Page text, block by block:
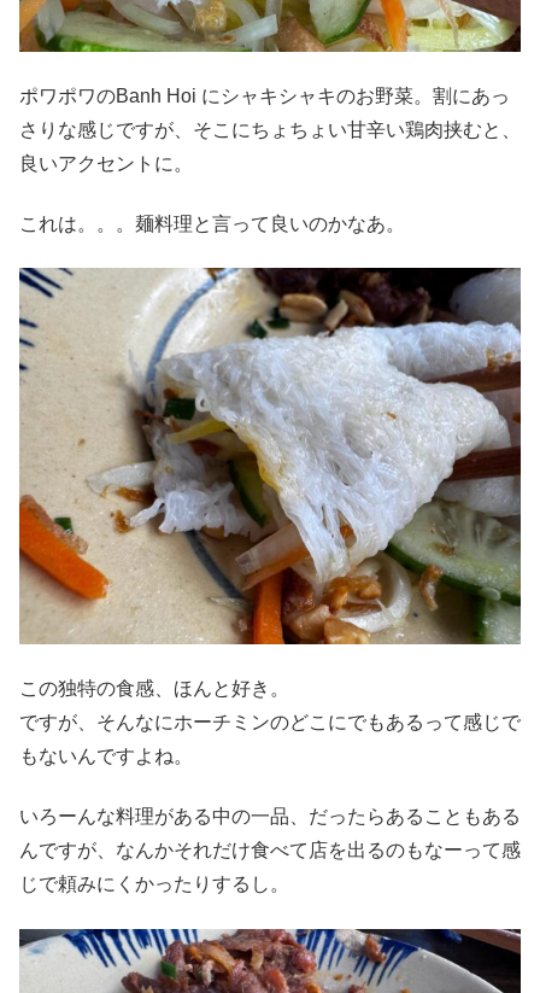
ポワポワのBanh Hoi にシャキシャキのお野菜。割にあっ
さりな感じですが、そこにちょちょい甘辛い鶏肉挟むと、
良いアクセントに。
これは。。。麺料理と言って良いのかなあ。
この独特の食感、ほんと好き。
ですが、そんなにホーチミンのどこにでもあるって感じで
もないんですよね。
いろーんな料理がある中の一品、だったらあることもある
んですが、なんかそれだけ食べて店を出るのもなーって感
じで頼みにくかったりするし。